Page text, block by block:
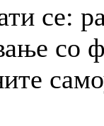
се:
со